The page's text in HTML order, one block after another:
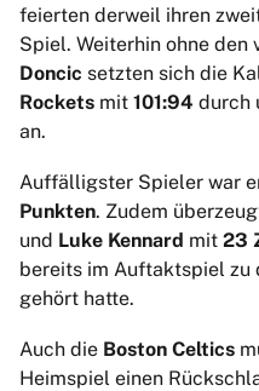
feierten derweil ihren
Spiel. Weiterhin ohne den
Doncic setzten sich die
Rockets mit 101:94 durch
an.
Auffälligster Spieler war
Punkten. Zudem
und Luke Kennard mit 23
bereits im Auftaktspiel zu
gehört hatte.
Auch die Boston Celtics
Heimspiel einen